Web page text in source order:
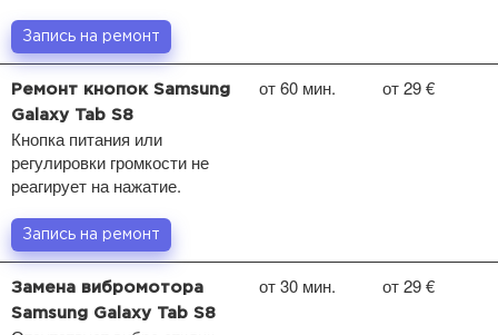
Запись на ремонт
Ремонт кнопок Samsung
Galaxy Tab S8
Кнопка питания или
регулировки громкости не
реагирует на нажатие.
от 60 мин. от 29 €
Запись на ремонт
Замена вибромотора
Samsung Galaxy Tab S8
от 30 мин. от 29 €